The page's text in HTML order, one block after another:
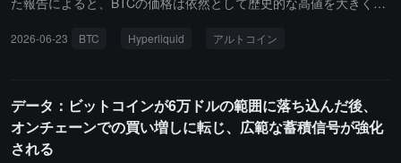
費率が13.4%上昇し190万ドルとなったが、永続契約CVDは81.7%
下方保護の需要を維持していることを示している。
ダーは引き続きロングポジションを増やしており、押し目買いの感
「アルトシーズン」に戻り、アルトコインの売り圧力は枯渇しつつ
ありますが、BTC側は依然として下落圧力を受けており、現在の市
場は依然としてBTCの動きが主導しています。
2026-06-23 BTC Hyperliquid アルトコイン
データ：ビットコインが6万ドルの範囲に落ち込んだ後、
オンチェーンでの買い増しに転じ、広範な蓄積信号が強化
される